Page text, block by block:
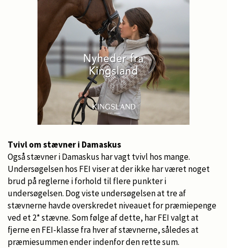
Tvivl om stævner i Damaskus
Også stævner i Damaskus har vagt tvivl hos mange.
Undersøgelsen hos FEI viser at der ikke har været noget
brud på reglerne i forhold til flere punkter i
undersøgelsen. Dog viste undersøgelsen at tre af
stævnerne havde overskredet niveauet for præmiepenge
ved et 2* stævne. Som følge af dette, har FEI valgt at
fjerne en FEI-klasse fra hver af stævnerne, således at
præmiesummen ender indenfor den rette sum.